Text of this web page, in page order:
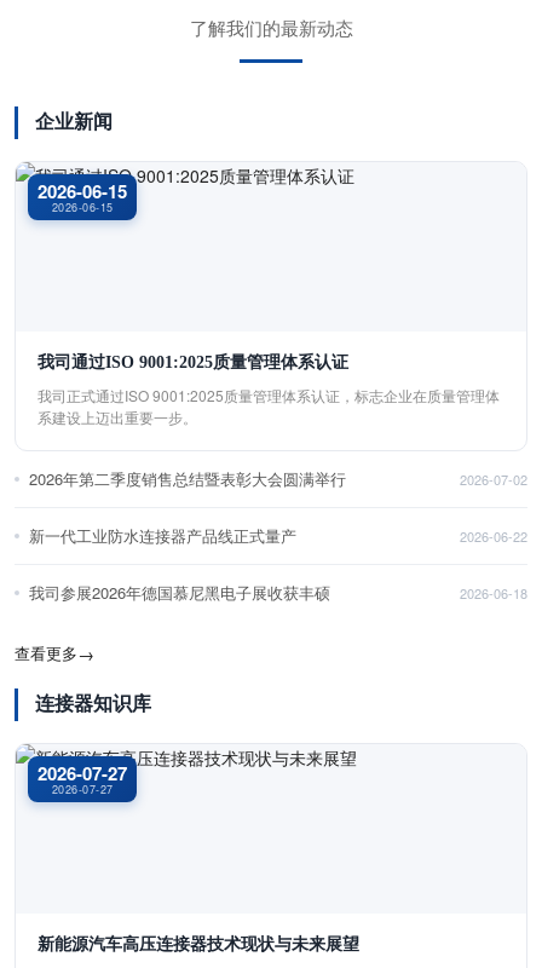
了解我们的最新动态
企业新闻
2026-06-15
2026-06-15
我司通过ISO 9001:2025质量管理体系认证
我司正式通过ISO 9001:2025质量管理体系认证，标志企业在质量管理体
系建设上迈出重要一步。
2026年第二季度销售总结暨表彰大会圆满举行 2026-07-02
新一代工业防水连接器产品线正式量产 2026-06-22
我司参展2026年德国慕尼黑电子展收获丰硕 2026-06-18
查看更多→
连接器知识库
2026-07-27
2026-07-27
新能源汽车高压连接器技术现状与未来展望